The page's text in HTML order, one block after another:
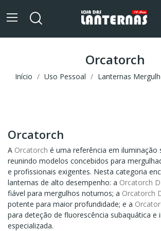
Orcatorch
Início Uso Pessoal Lanternas
Orcatorch
A Orcatorch é uma referência em iluminação
reunindo modelos concebidos para
e profissionais exigentes. Nesta categoria
lanternas de alto desempenho: a Orcatorch
fiável para mergulhos noturnos; a Orcatorch
potente para maior profundidade; e a
para deteção de fluorescência subaquática e
especializada.